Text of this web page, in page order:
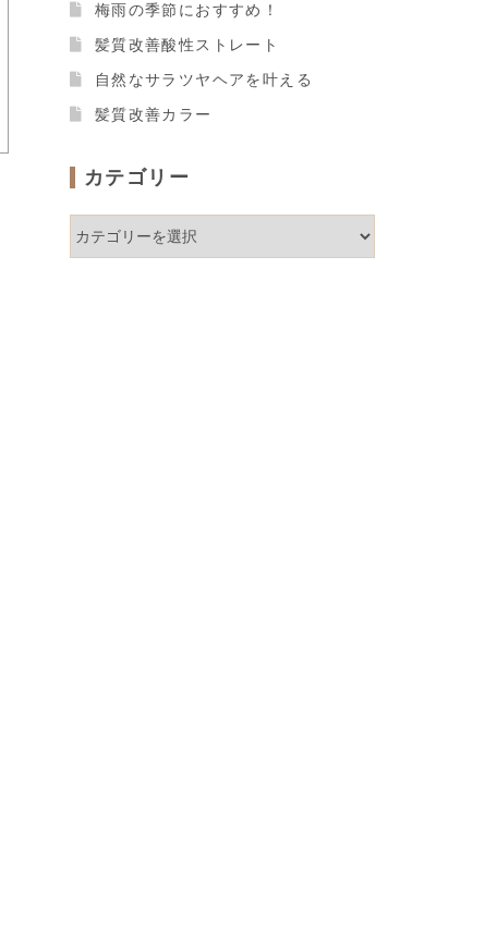
梅雨の季節におすすめ！
髪質改善酸性ストレート
自然なサラツヤヘアを叶える
髪質改善カラー
カテゴリー
テ
ゴ